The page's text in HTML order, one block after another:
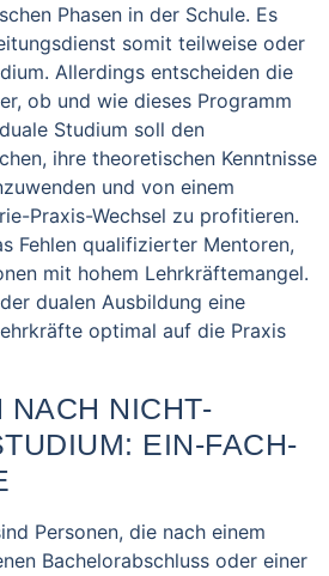
Phasen in der Schule. Es
somit teilweise oder
Allerdings entscheiden die
ob und wie dieses Programm
Studium soll den
ihre theoretischen Kenntnisse
und von einem
Praxis-Wechsel zu profitieren.
Fehlen qualifizierter Mentoren,
mit hohem Lehrkräftemangel.
dualen Ausbildung eine
optimal auf die Praxis
NACH NICHT-
EIN-FACH-
Personen, die nach einem
Bachelorabschluss oder einer